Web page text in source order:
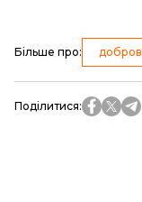
Більше про:
Поділитися: